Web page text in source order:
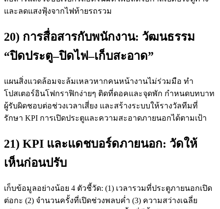
และลดแสงฟุ้งจากไฟท้ายรถรวม
20) การสื่อสารกับพนักงาน: วัฒนธรรม
“ปิดประตู–ปิดไฟ–เก็บสะอาด”
แผนสิ่งแวดล้อมจะล้มเหลวหากคนหน้างานไม่ร่วมมือ ทำ
โปสเตอร์อินโฟกราฟิกง่ายๆ ติดที่ดอคและจุดพัก กำหนดบทบาท
ผู้รับผิดชอบต่อช่วงเวลาเสี่ยง และสร้างระบบให้รางวัลทีมที่
รักษา KPI การเปิดประตูและความสะอาดภายนอกได้ตามเป้า
21) KPI และแดชบอร์ดภายนอก: วัดให้
เห็นก่อนปรับ
เก็บข้อมูลอย่างน้อย 4 ตัวชี้วัด: (1) เวลารวมที่ประตูภายนอกเปิด
ต่อกะ (2) จำนวนครั้งที่เปิดช่วงพลบค่ำ (3) ความสว่างเฉลี่ย